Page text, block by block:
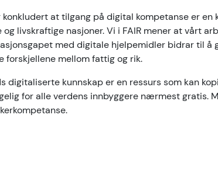
konkludert at tilgang på digital kompetanse er en
og livskraftige nasjoner. Vi i FAIR mener at vårt
med digitale hjelpemidler bidrar til å
forskjellene mellom fattig og rik.
digitaliserte kunnskap er en ressurs som kan
for alle verdens innbyggere nærmest gratis.